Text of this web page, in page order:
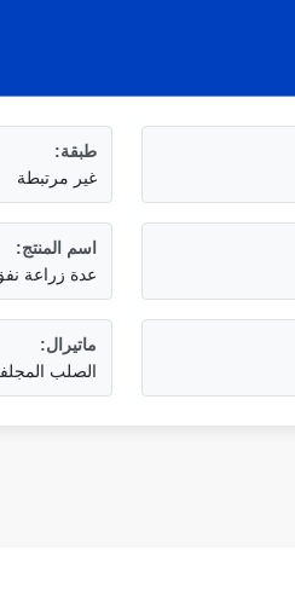
طبقة:
غير مرتبطة
اسم المنتج:
عدة زراعة
ماتيرال:
الصلب